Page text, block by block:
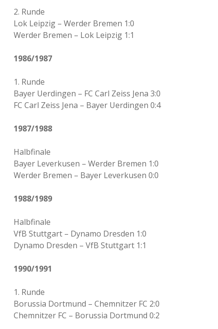
2. Runde
Lok Leipzig – Werder Bremen 1:0
Werder Bremen – Lok Leipzig 1:1
1986/1987
1. Runde
Bayer Uerdingen – FC Carl Zeiss Jena 3:0
FC Carl Zeiss Jena – Bayer Uerdingen 0:4
1987/1988
Halbfinale
Bayer Leverkusen – Werder Bremen 1:0
Werder Bremen – Bayer Leverkusen 0:0
1988/1989
Halbfinale
VfB Stuttgart – Dynamo Dresden 1:0
Dynamo Dresden – VfB Stuttgart 1:1
1990/1991
1. Runde
Borussia Dortmund – Chemnitzer FC 2:0
Chemnitzer FC – Borussia Dortmund 0:2